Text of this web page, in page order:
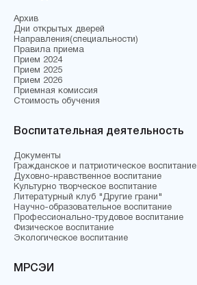
Архив
Дни открытых дверей
Направления(специальности)
Правила приема
Прием 2024
Прием 2025
Прием 2026
Приемная комиссия
Стоимость обучения
Воспитательная деятельность
Документы
Гражданское и патриотическое воспитание
Духовно-нравственное воспитание
Культурно творческое воспитание
Литературный клуб "Другие грани"
Научно-образовательное воспитание
Профессионально-трудовое воспитание
Физическое воспитание
Экологическое воспитание
МРСЭИ